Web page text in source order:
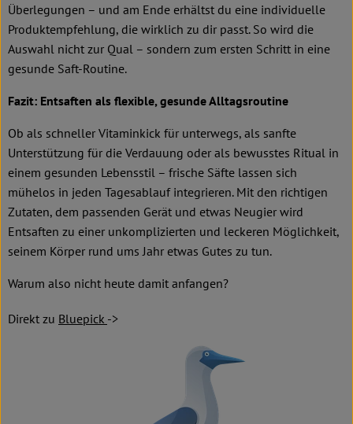
Überlegungen – und am Ende erhältst du eine individuelle
Produktempfehlung, die wirklich zu dir passt. So wird die
Auswahl nicht zur Qual – sondern zum ersten Schritt in eine
gesunde Saft-Routine.
Fazit: Entsaften als flexible, gesunde Alltagsroutine
Ob als schneller Vitaminkick für unterwegs, als sanfte
Unterstützung für die Verdauung oder als bewusstes Ritual in
einem gesunden Lebensstil – frische Säfte lassen sich
mühelos in jeden Tagesablauf integrieren. Mit den richtigen
Zutaten, dem passenden Gerät und etwas Neugier wird
Entsaften zu einer unkomplizierten und leckeren Möglichkeit,
seinem Körper rund ums Jahr etwas Gutes zu tun.
Warum also nicht heute damit anfangen?
Direkt zu Bluepick ->